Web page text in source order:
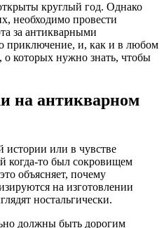
круглый год. Однако
необходимо провести
за антикварными
приключение, и, как и в любом
о которых нужно знать, чтобы
на антикварном
истории или в чувстве
когда-то был сокровищем
объясняет, почему
на изготовлении
ностальгически.
должны быть дорогим